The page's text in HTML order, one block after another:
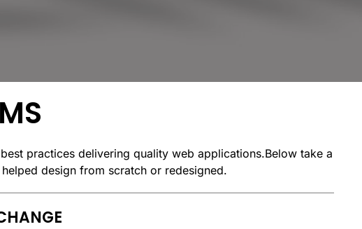
practices delivering quality web applications.Below take a
design from scratch or redesigned.